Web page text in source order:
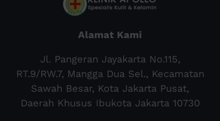
Alamat Kami
Jl. Pangeran Jayakarta No.115,
RT.9/RW.7, Mangga Dua Sel., Kecamatan
Sawah Besar, Kota Jakarta Pusat,
Daerah Khusus Ibukota Jakarta 10730